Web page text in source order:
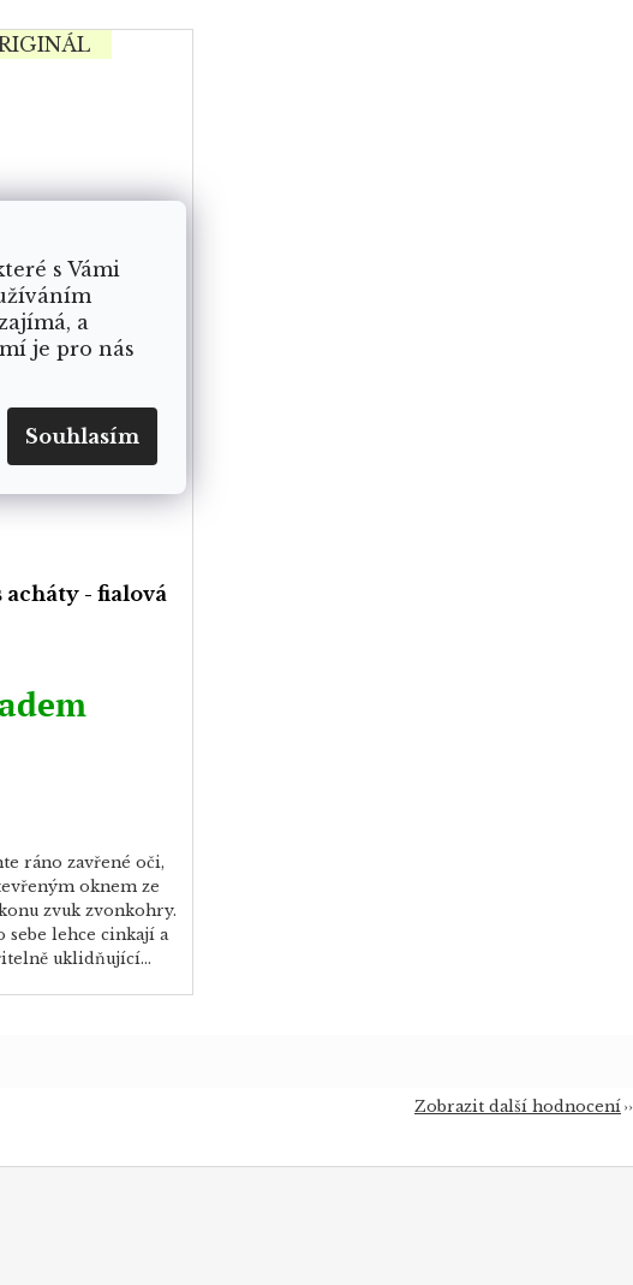
s Vámi
a
je pro nás
Souhlasím
acháty - fialová
ráno zavřené oči,
oknem ze
zvuk zvonkohry.
sebe lehce cinkají a
uklidňující...
Zobrazit další hodnocení